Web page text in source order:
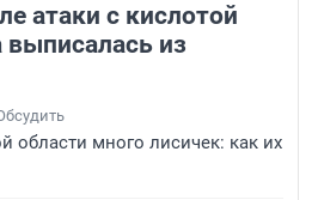
атаки с кислотой
из
области много лисичек: как их